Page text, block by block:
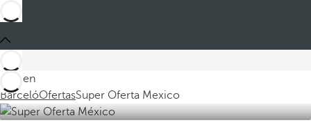
Está en
BarcelóOfertasSuper Oferta Mexico